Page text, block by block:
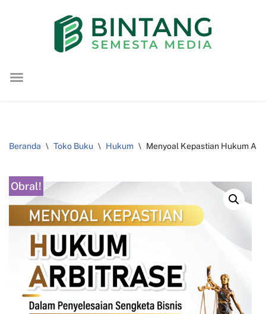
konten
Beranda \ Toko Buku \ Hukum \ Menyoal Kepastian Hukum
Obral!